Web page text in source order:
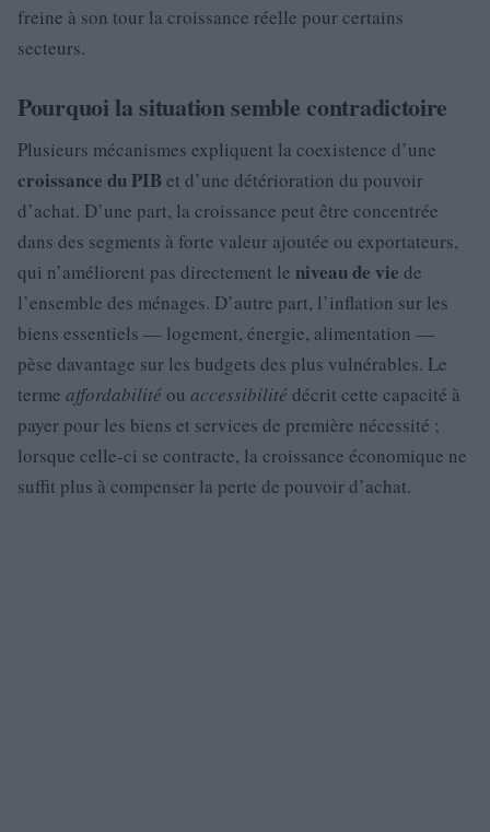
freine à son tour la croissance réelle pour certains
secteurs.
Pourquoi la situation semble contradictoire
Plusieurs mécanismes expliquent la coexistence d’une
croissance du PIBet d’une détérioration du pouvoir
d’achat. D’une part, la croissance peut être concentrée
dans des segments à forte valeur ajoutée ou exportateurs,
qui n’améliorent pas directement le niveau de vie de
l’ensemble des ménages. D’autre part, l’inflation sur les
biens essentiels — logement, énergie, alimentation —
pèse davantage sur les budgets des plus vulnérables. Le
terme affordabilité ou accessibilité décrit cette capacité à
payer pour les biens et services de première nécessité ;
lorsque celle-ci se contracte, la croissance économique ne
suffit plus à compenser la perte de pouvoir d’achat.